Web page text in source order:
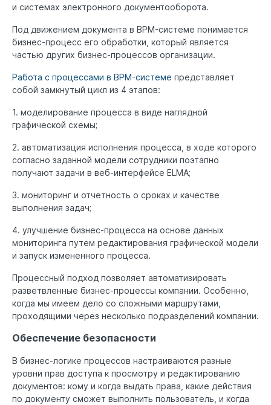
и системах электронного документооборота.
Под движением документа в BPM-системе понимается
бизнес-процесс его обработки, который является
частью других бизнес-процессов организации.
Работа с процессами в BPM-системе представляет
собой замкнутый цикл из 4 этапов:
1. моделирование процесса в виде наглядной
графической схемы;
2. автоматизация исполнения процесса, в ходе которого
согласно заданной модели сотрудники поэтапно
получают задачи в веб-интерфейсе ELMA;
3. мониторинг и отчетность о сроках и качестве
выполнения задач;
4. улучшение бизнес-процесса на основе данных
мониторинга путем редактирования графической модели
и запуск измененного процесса.
Процессный подход позволяет автоматизировать
разветвленные бизнес-процессы компании. Особенно,
когда мы имеем дело со сложными маршрутами,
проходящими через несколько подразделений компании.
Обеспечение безопасности
В бизнес-логике процессов настраиваются разные
уровни прав доступа к просмотру и редактированию
документов: кому и когда выдать права, какие действия
по документу сможет выполнить пользователь, и когда